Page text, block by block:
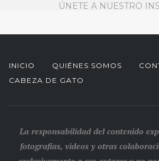
ÚNETE A NUESTRO
INICIO QUIÉNES SOMOS
CABEZA DE GATO
La responsabilidad del contenido
fotografías, videos y otras